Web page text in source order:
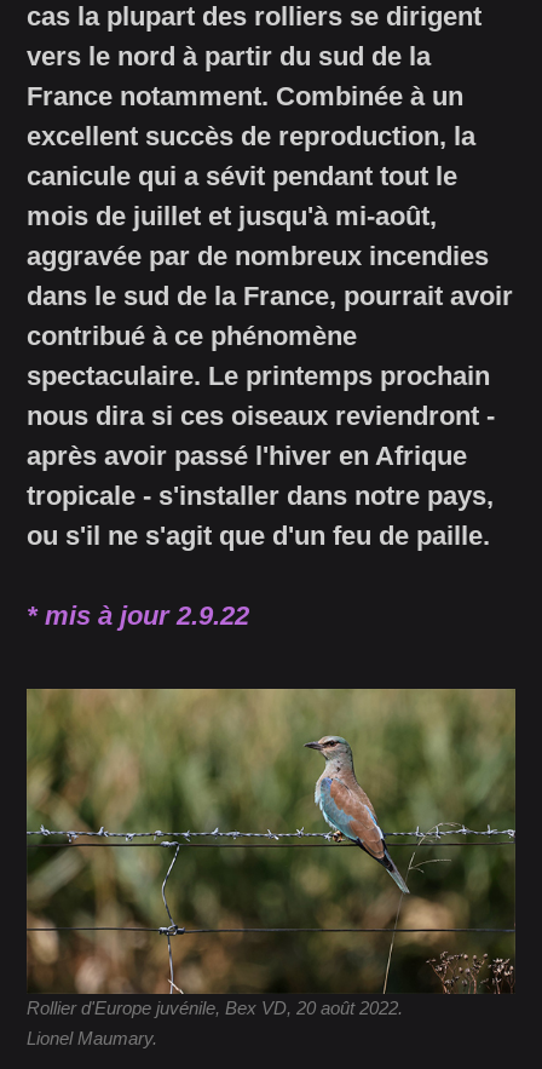
cas la plupart des rolliers se dirigent
vers le nord à partir du sud de la
France notamment. Combinée à un
excellent succès de reproduction, la
canicule qui a sévit pendant tout le
mois de juillet et jusqu'à mi-août,
aggravée par de nombreux incendies
dans le sud de la France, pourrait avoir
contribué à ce phénomène
spectaculaire. Le printemps prochain
nous dira si ces oiseaux reviendront -
après avoir passé l'hiver en Afrique
tropicale - s'installer dans notre pays,
ou s'il ne s'agit que d'un feu de paille.
* mis à jour 2.9.22
Rollier d'Europe juvénile, Bex VD, 20 août 2022.
Lionel Maumary.